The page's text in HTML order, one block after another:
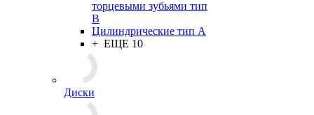
торцевыми зубьями тип
B
Цилиндрические тип А
+ ЕЩЕ 10
Диски